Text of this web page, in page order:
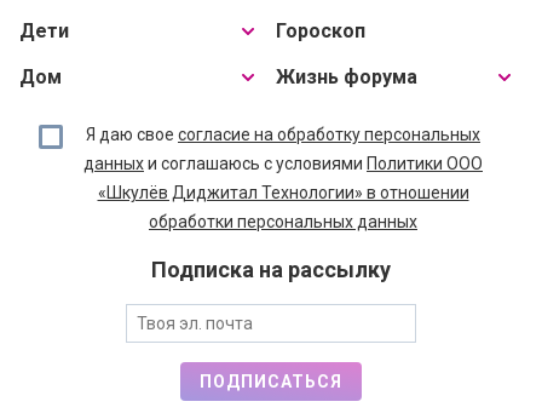
Дети
Дом
Гороскоп
Жизнь форума
Я даю свое согласие на обработку персональных
данныхи соглашаюсь с условиями Политики ООО
«Шкулёв Диджитал Технологии» в отношении
обработки персональных данных
Подписка на рассылку
ПОДПИСАТЬСЯ